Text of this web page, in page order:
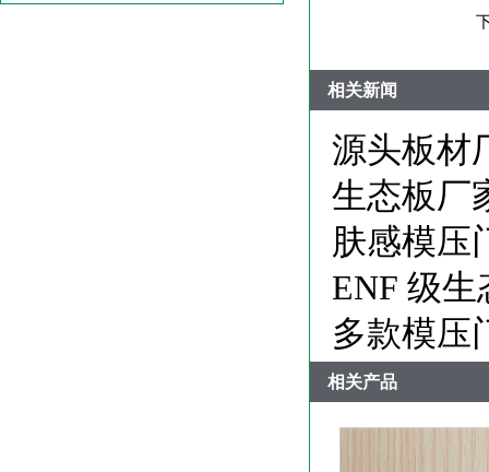
相关新闻
源头板材
生态板厂
肤感模压
ENF 级
多款模压
相关产品